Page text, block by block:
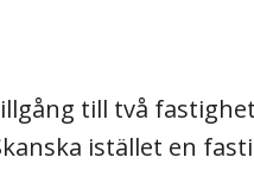
till två
istället en